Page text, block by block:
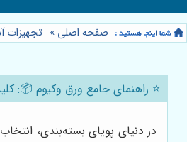
صفحه اصلی » تجهیزات
⭐️ راهنمای جامع ورق وکیوم 📦:
در دنیای پویای بسته‌بندی،